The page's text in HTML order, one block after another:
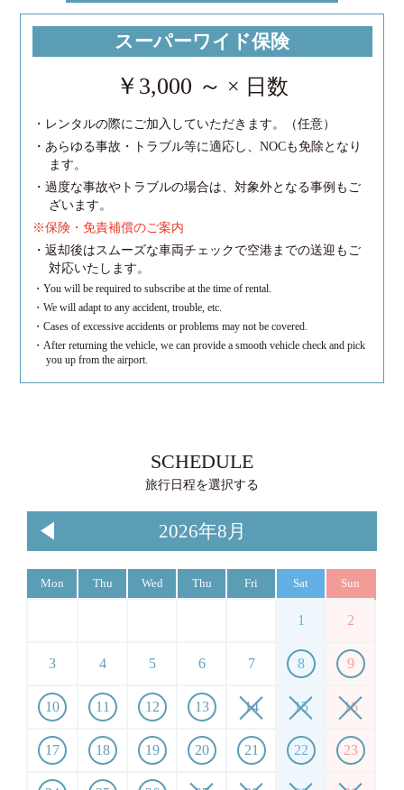
スーパーワイド保険
￥3,000 ～ × 日数
・レンタルの際にご加入していただきます。（任意）
・あらゆる事故・トラブル等に適応し、NOCも免除となり
ます。
・過度な事故やトラブルの場合は、対象外となる事例もご
ざいます。
※保険・免責補償のご案内
・返却後はスムーズな車両チェックで空港までの送迎もご
対応いたします。
・You will be required to subscribe at the time of rental.
・We will adapt to any accident, trouble, etc.
・Cases of excessive accidents or problems may not be covered.
・After returning the vehicle, we can provide a smooth vehicle check and pick
you up from the airport.
SCHEDULE
旅行日程を選択する
2026年8月
Mon Thu Wed Thu Fri Sat Sun
1 2
3 4 5 6 7 8 9
10 11 12 13 14 15 16
17 18 19 20 21 22 23